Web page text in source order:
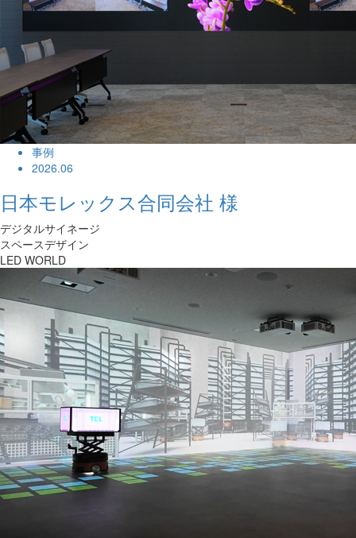
事例
2026.06
日本モレックス合同会社 様
デジタルサイネージ
スペースデザイン
LED WORLD